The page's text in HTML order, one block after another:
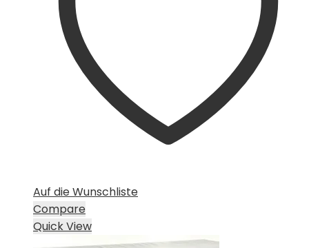
Auf die Wunschliste
Compare
Quick View